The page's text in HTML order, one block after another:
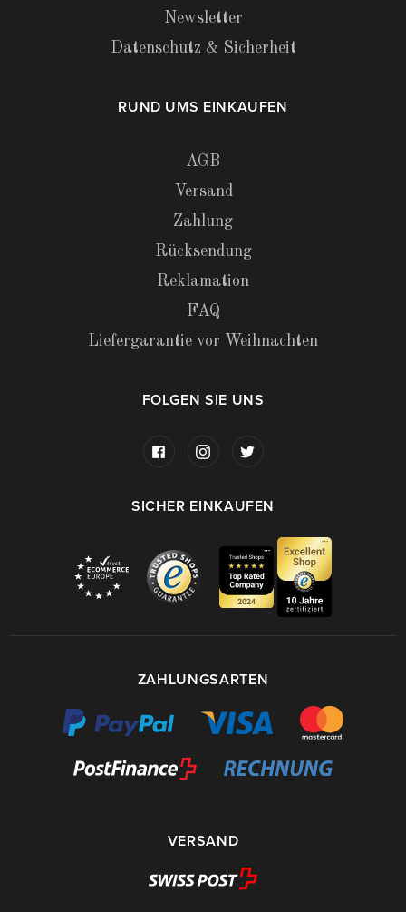
Newsletter
Datenschutz & Sicherheit
RUND UMS EINKAUFEN
AGB
Versand
Zahlung
Rücksendung
Reklamation
FAQ
Liefergarantie vor Weihnachten
FOLGEN SIE UNS
SICHER EINKAUFEN
ZAHLUNGSARTEN
VERSAND